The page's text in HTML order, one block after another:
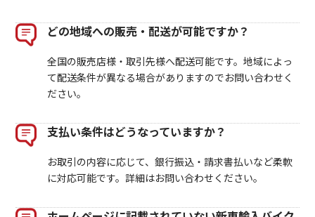
どの地域への販売・配送が可能ですか？
全国の販売店様・取引先様へ配送可能です。地域によっ
て配送条件が異なる場合がありますのでお問い合わせく
ださい。
支払い条件はどうなっていますか？
お取引の内容に応じて、銀行振込・請求書払いなど柔軟
に対応可能です。詳細はお問い合わせください。